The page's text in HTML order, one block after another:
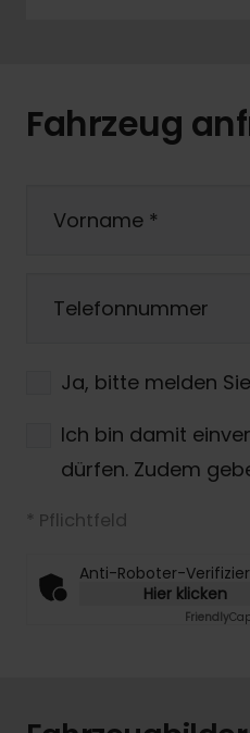
Fahrzeug
Vorname *
Telefonnummer
Ja, bitte melden
Ich bin damit
dürfen. Zudem
* Pflichtfeld
Anti-Roboter-
Hier klicken
Friendly